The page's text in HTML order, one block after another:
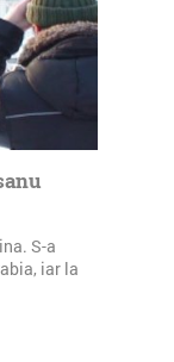
S-a
iar la